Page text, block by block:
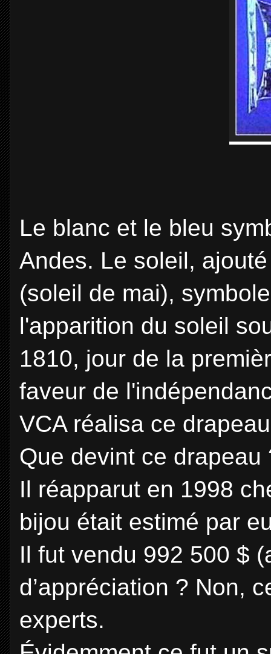
Le blanc et le bleu
Andes. Le soleil,
(soleil de mai),
l'apparition du soleil
1810, jour de la
faveur de
VCA réalisa ce
Que devint ce drapeau
Il réapparut en 1998
bijou était estimé par
Il fut vendu 992 500 $
d’appréciation ? Non,
experts.